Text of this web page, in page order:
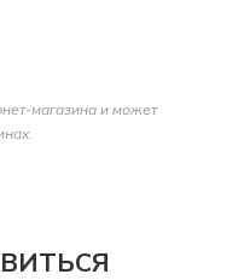
магазина и может